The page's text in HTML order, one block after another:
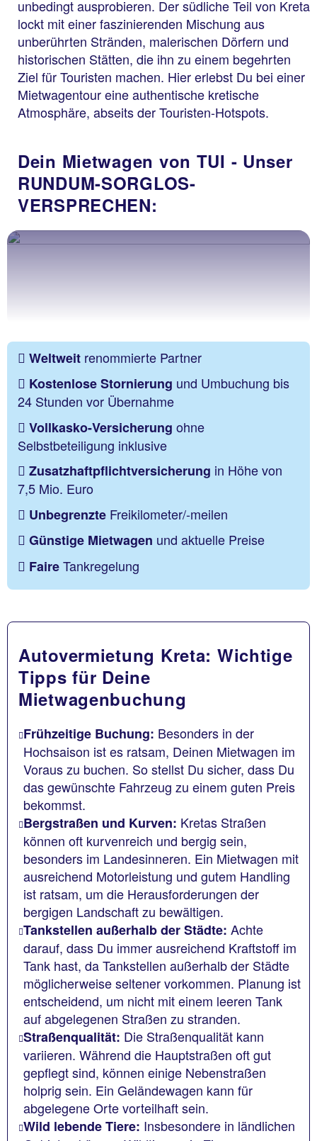
unbedingt ausprobieren. Der südliche Teil von Kreta
lockt mit einer faszinierenden Mischung aus
unberührten Stränden, malerischen Dörfern und
historischen Stätten, die ihn zu einem begehrten
Ziel für Touristen machen. Hier erlebst Du bei einer
Mietwagentour eine authentische kretische
Atmosphäre, abseits der Touristen-Hotspots.
Dein Mietwagen von TUI - Unser
RUNDUM-SORGLOS-
VERSPRECHEN:
Weltweit renommierte Partner
Kostenlose Stornierung und Umbuchung bis
24 Stunden vor Übernahme
Vollkasko-Versicherung ohne
Selbstbeteiligung inklusive
Zusatzhaftpflichtversicherung in Höhe von
7,5 Mio. Euro
Unbegrenzte Freikilometer/-meilen
Günstige Mietwagen und aktuelle Preise
FaireTankregelung
Autovermietung Kreta: Wichtige
Tipps für Deine
Mietwagenbuchung
Frühzeitige Buchung: Besonders in der
Hochsaison ist es ratsam, Deinen Mietwagen im
Voraus zu buchen. So stellst Du sicher, dass Du
das gewünschte Fahrzeug zu einem guten Preis
bekommst.
Bergstraßen und Kurven: Kretas Straßen
können oft kurvenreich und bergig sein,
besonders im Landesinneren. Ein Mietwagen mit
ausreichend Motorleistung und gutem Handling
ist ratsam, um die Herausforderungen der
bergigen Landschaft zu bewältigen.
Tankstellen außerhalb der Städte: Achte
darauf, dass Du immer ausreichend Kraftstoff im
Tank hast, da Tankstellen außerhalb der Städte
möglicherweise seltener vorkommen. Planung ist
entscheidend, um nicht mit einem leeren Tank
auf abgelegenen Straßen zu stranden.
Straßenqualität: Die Straßenqualität kann
variieren. Während die Hauptstraßen oft gut
gepflegt sind, können einige Nebenstraßen
holprig sein. Ein Geländewagen kann für
abgelegene Orte vorteilhaft sein.
Wild lebende Tiere: Insbesondere in ländlichen